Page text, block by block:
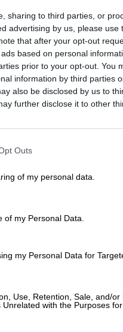
sharing to third parties, or
advertising by us, please use
that after your opt-out
based on personal
prior to your opt-out. You
information by third parties
also be disclosed by us to
further disclose it to other
Outs
of my personal data.
my Personal Data.
my Personal Data for
Use, Retention, Sale, and/or
with the Purposes
käyttävät
yhdistetty kookosöljyyn,
puhtaasta
valmista saippuoitaan ja
Kaikki pakkaukset on
erilaisia tuotteita, olemme
korsikalaisesta oluesta.